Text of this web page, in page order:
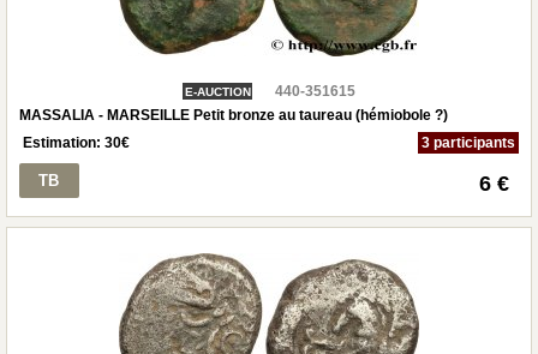
E-AUCTION
440-351615
MASSALIA - MARSEILLE Petit bronze au taureau (hémiobole ?)
Estimation: 30€ 3 participants
TB 6 €